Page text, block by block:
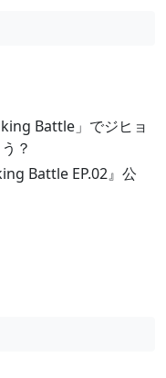
Battle」でジヒョ
？